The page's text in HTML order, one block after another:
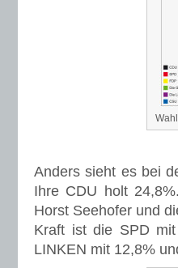
Anders sieht es bei
Ihre CDU holt
Horst Seehofer und
Kraft ist die SPD
LINKEN mit 12,8%